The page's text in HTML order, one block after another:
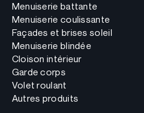
Menuiserie battante
Menuiserie coulissante
Façades et brises soleil
Menuiserie blindée
Cloison intérieur
Garde corps
Volet roulant
Autres produits